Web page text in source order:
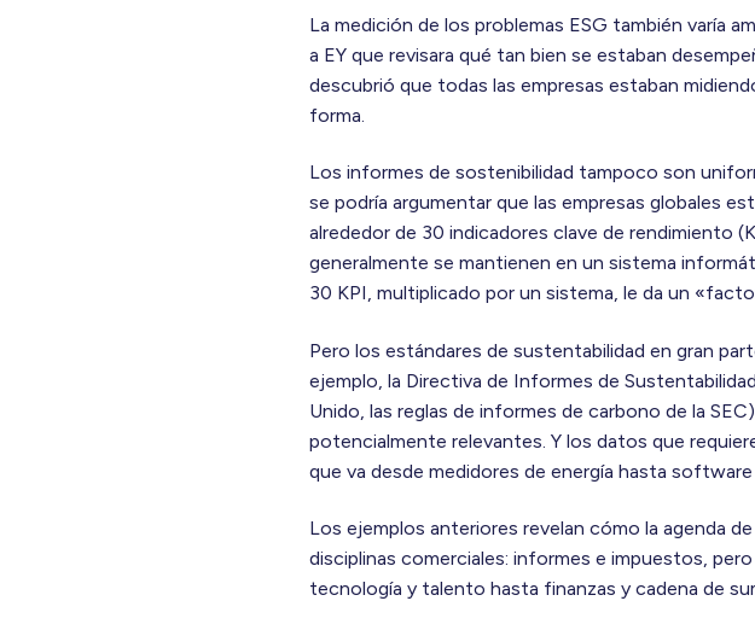
La medición de los problemas ESG también varía
a EY que revisara qué tan bien se estaban
descubrió que todas las empresas estaban
forma.
Los informes de sostenibilidad tampoco son
se podría argumentar que las empresas globales
alrededor de 30 indicadores clave de rendimiento
generalmente se mantienen en un sistema
30 KPI, multiplicado por un sistema, le da un
Pero los estándares de sustentabilidad en gran
ejemplo, la Directiva de Informes de
Unido, las reglas de informes de carbono de la
potencialmente relevantes. Y los datos que
que va desde medidores de energía hasta
Los ejemplos anteriores revelan cómo la agenda
disciplinas comerciales: informes e impuestos,
tecnología y talento hasta finanzas y cadena de